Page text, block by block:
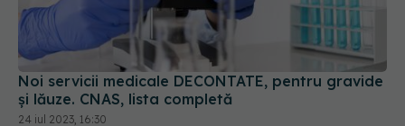
Noi servicii medicale DECONTATE, pentru gravide
și lăuze. CNAS, lista completă
24 iul 2023, 16:30